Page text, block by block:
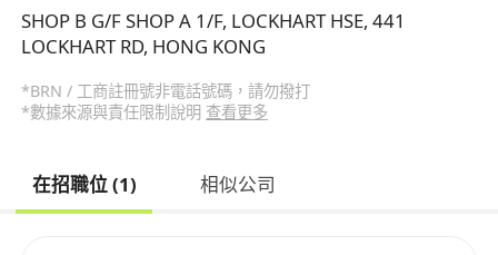
SHOP B G/F SHOP A 1/F, LOCKHART HSE, 441
LOCKHART RD, HONG KONG
*BRN / 工商註冊號非電話號碼，請勿撥打
*數據來源與責任限制說明 查看更多
在招職位 (1) 相似公司